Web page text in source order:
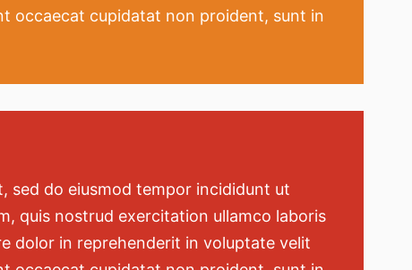
occaecat cupidatat non proident, sunt in
sed do eiusmod tempor incididunt ut
quis nostrud exercitation ullamco laboris
dolor in reprehenderit in voluptate velit